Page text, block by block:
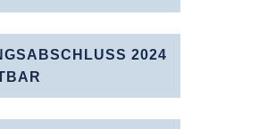
2024